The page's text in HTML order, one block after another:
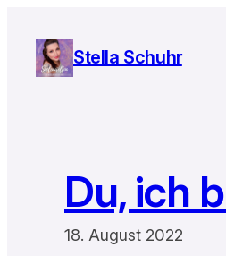
Inhalt
springen
Stella Schuhr
Du, ich
18. August 2022